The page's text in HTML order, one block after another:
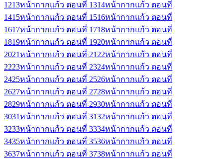
1213หน้ากากแก้ว ตอนที่ 1314หน้ากากแก้ว ตอนที่
1415หน้ากากแก้ว ตอนที่ 1516หน้ากากแก้ว ตอนที่
1617หน้ากากแก้ว ตอนที่ 1718หน้ากากแก้ว ตอนที่
1819หน้ากากแก้ว ตอนที่ 1920หน้ากากแก้ว ตอนที่
2021หน้ากากแก้ว ตอนที่ 21 22หน้ากากแก้ว ตอนที่
2223หน้ากากแก้ว ตอนที่ 2324หน้ากากแก้ว ตอนที่
2425หน้ากากแก้ว ตอนที่ 2526หน้ากากแก้ว ตอนที่
2627หน้ากากแก้ว ตอนที่ 2728หน้ากากแก้ว ตอนที่
2829หน้ากากแก้ว ตอนที่ 2930หน้ากากแก้ว ตอนที่
3031หน้ากากแก้ว ตอนที่ 3132หน้ากากแก้ว ตอนที่
3233หน้ากากแก้ว ตอนที่ 3334หน้ากากแก้ว ตอนที่
3435หน้ากากแก้ว ตอนที่ 3536หน้ากากแก้ว ตอนที่
3637หน้ากากแก้ว ตอนที่ 3738หน้ากากแก้ว ตอนที่